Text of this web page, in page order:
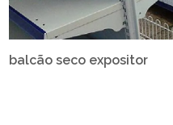
balcão seco expositor